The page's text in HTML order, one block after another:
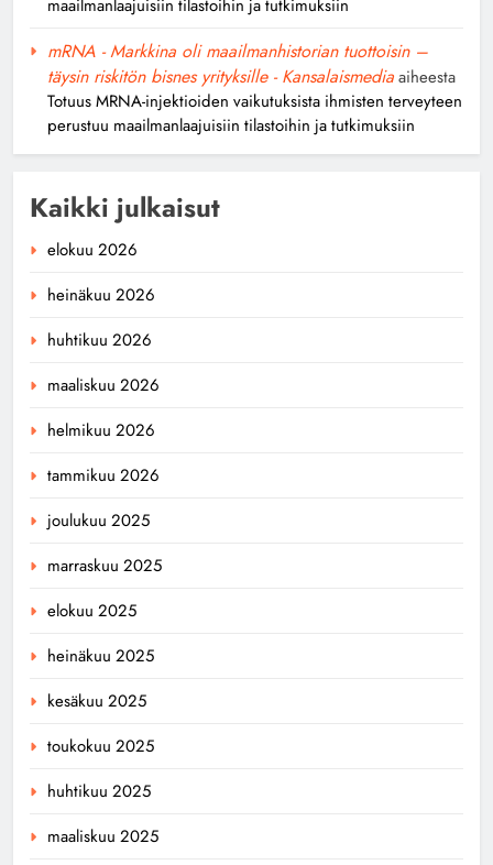
maailmanlaajuisiin tilastoihin ja tutkimuksiin
mRNA - Markkina oli maailmanhistorian tuottoisin –
täysin riskitön bisnes yrityksille - Kansalaismediaaiheesta
Totuus MRNA-injektioiden vaikutuksista ihmisten terveyteen
perustuu maailmanlaajuisiin tilastoihin ja tutkimuksiin
Kaikki julkaisut
elokuu 2026
heinäkuu 2026
huhtikuu 2026
maaliskuu 2026
helmikuu 2026
tammikuu 2026
joulukuu 2025
marraskuu 2025
elokuu 2025
heinäkuu 2025
kesäkuu 2025
toukokuu 2025
huhtikuu 2025
maaliskuu 2025